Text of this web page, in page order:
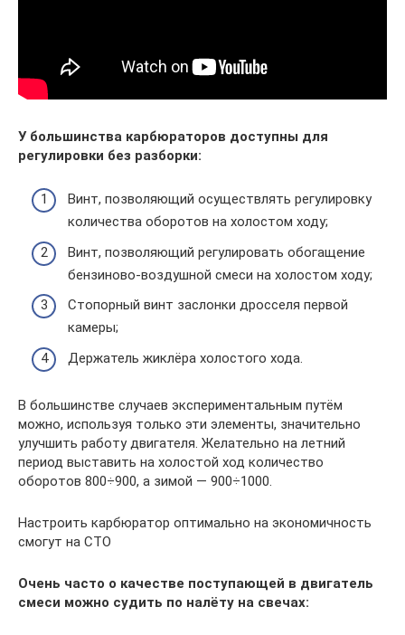
У большинства карбюраторов доступны для
регулировки без разборки:
Винт, позволяющий осуществлять регулировку
количества оборотов на холостом ходу;
Винт, позволяющий регулировать обогащение
бензиново-воздушной смеси на холостом ходу;
Стопорный винт заслонки дросселя первой
камеры;
Держатель жиклёра холостого хода.
В большинстве случаев экспериментальным путём
можно, используя только эти элементы, значительно
улучшить работу двигателя. Желательно на летний
период выставить на холостой ход количество
оборотов 800÷900, а зимой — 900÷1000.
Настроить карбюратор оптимально на экономичность
смогут на СТО
Очень часто о качестве поступающей в двигатель
смеси можно судить по налёту на свечах: